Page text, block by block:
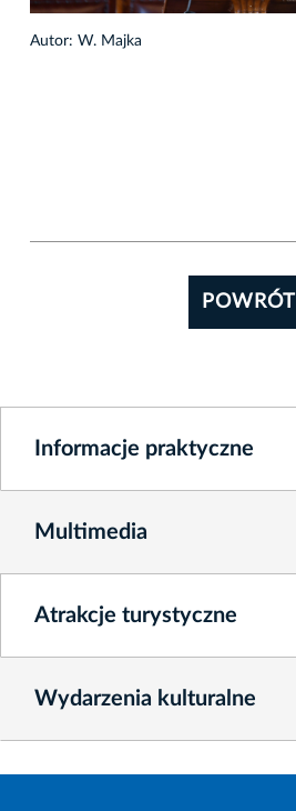
Autor: W. Majka
POWRÓT
Informacje praktyczne
Multimedia
Atrakcje turystyczne
Wydarzenia kulturalne